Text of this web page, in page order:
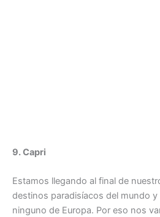
9. Capri
Estamos llegando al final de
destinos paradisíacos del mundo
ninguno de Europa. Por eso nos